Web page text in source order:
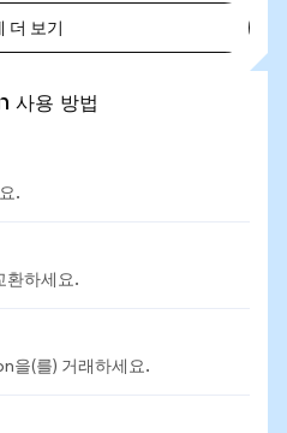
더 보기
용 방법
.
환하세요.
을(를) 거래하세요.